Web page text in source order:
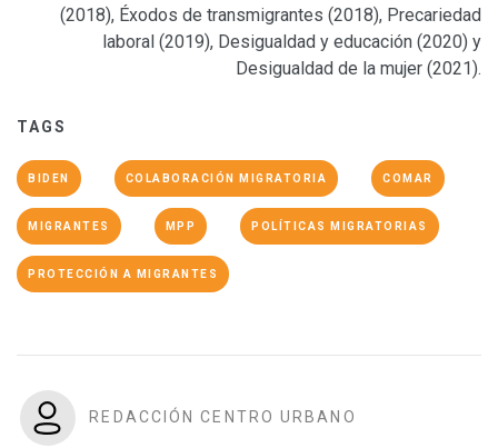
(2018), Éxodos de transmigrantes (2018), Precariedad
laboral (2019), Desigualdad y educación (2020) y
Desigualdad de la mujer (2021).
TAGS
BIDEN COLABORACIÓN MIGRATORIA COMAR
MIGRANTES MPP POLÍTICAS MIGRATORIAS
PROTECCIÓN A MIGRANTES
REDACCIÓN CENTRO URBANO